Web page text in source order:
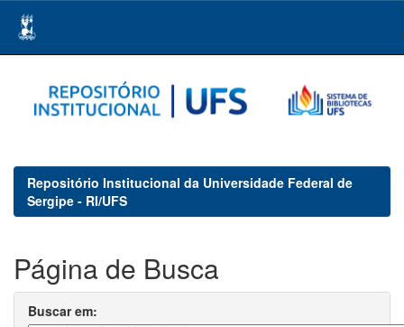
navigation
Repositório Institucional da Universidade Federal de
Sergipe - RI/UFS
Página de Busca
Buscar em: